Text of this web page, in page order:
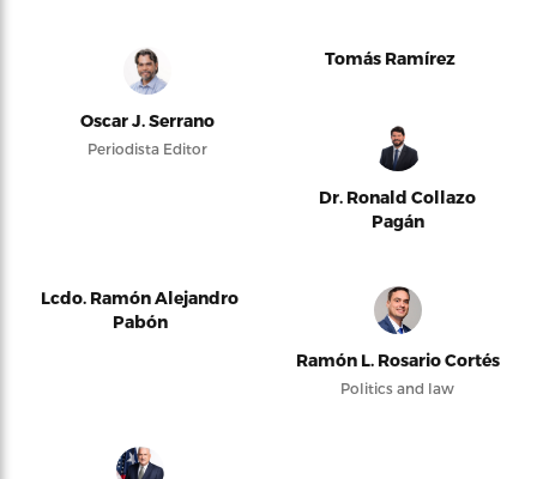
Oscar J. Serrano
Periodista Editor
Tomás Ramírez
Dr. Ronald Collazo
Pagán
Lcdo. Ramón Alejandro
Pabón
Ramón L. Rosario Cortés
Politics and law